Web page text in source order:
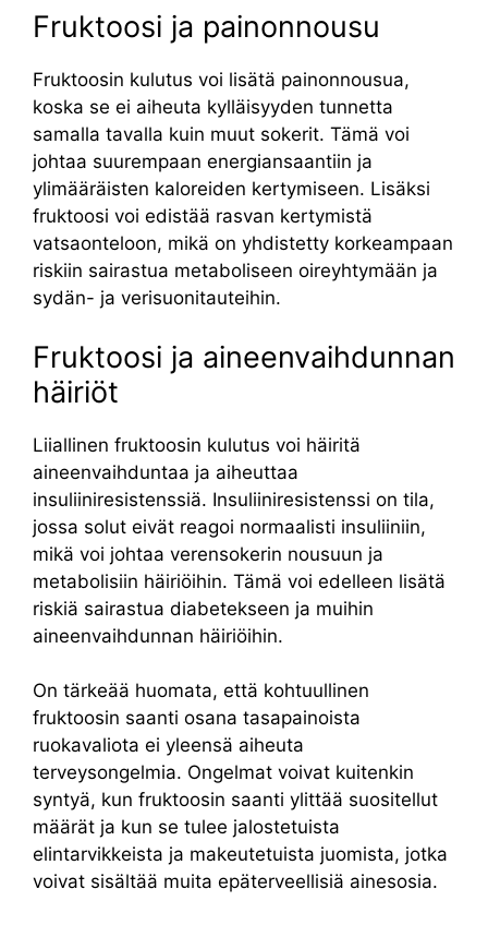
Fruktoosi ja painonnousu
Fruktoosin kulutus voi lisätä painonnousua,
koska se ei aiheuta kylläisyyden tunnetta
samalla tavalla kuin muut sokerit. Tämä voi
johtaa suurempaan energiansaantiin ja
ylimääräisten kaloreiden kertymiseen. Lisäksi
fruktoosi voi edistää rasvan kertymistä
vatsaonteloon, mikä on yhdistetty korkeampaan
riskiin sairastua metaboliseen oireyhtymään ja
sydän- ja verisuonitauteihin.
Fruktoosi ja aineenvaihdunnan
häiriöt
Liiallinen fruktoosin kulutus voi häiritä
aineenvaihduntaa ja aiheuttaa
insuliiniresistenssiä. Insuliiniresistenssi on tila,
jossa solut eivät reagoi normaalisti insuliiniin,
mikä voi johtaa verensokerin nousuun ja
metabolisiin häiriöihin. Tämä voi edelleen lisätä
riskiä sairastua diabetekseen ja muihin
aineenvaihdunnan häiriöihin.
On tärkeää huomata, että kohtuullinen
fruktoosin saanti osana tasapainoista
ruokavaliota ei yleensä aiheuta
terveysongelmia. Ongelmat voivat kuitenkin
syntyä, kun fruktoosin saanti ylittää suositellut
määrät ja kun se tulee jalostetuista
elintarvikkeista ja makeutetuista juomista, jotka
voivat sisältää muita epäterveellisiä ainesosia.